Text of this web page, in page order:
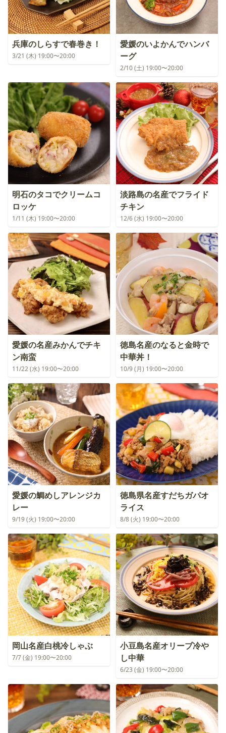
兵庫のしらすで春巻き！
3/21 (木) 19:00〜20:00
愛媛のいよかんでハンバ
ーグ
2/10 (土) 19:00〜20:00
明石のタコでクリームコ
ロッケ
1/11 (木) 19:00〜20:00
淡路島の名産でフライド
チキン
12/6 (水) 19:00〜20:00
愛媛の名産みかんでチキ
ン南蛮
11/22 (水) 19:00〜20:00
徳島名産のなると金時で
中華丼！
10/9 (月) 19:00〜20:00
愛媛の鯛めしアレンジカ
レー
9/19 (火) 19:00〜20:00
徳島県名産すだちガパオ
ライス
8/8 (火) 19:00〜20:00
岡山名産白桃冷しゃぶ
7/7 (金) 19:00〜20:00
小豆島名産オリーブ冷や
し中華
6/23 (金) 19:00〜20:00